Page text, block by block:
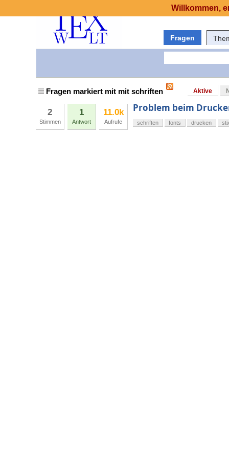
Fragen
Fragen markiert mit mit schriften Aktive
2
Stimmen
1
Antwort
11.0k
Aufrufe
Problem beim
schriften fonts drucken
Willkommen,